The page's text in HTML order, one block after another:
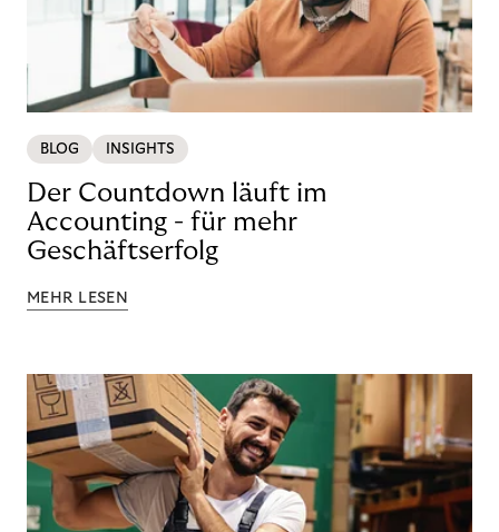
BLOG INSIGHTS
Der Countdown läuft im
Accounting - für mehr
Geschäftserfolg
MEHR LESEN